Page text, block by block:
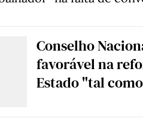
Conselho
favorável na
Estado "tal